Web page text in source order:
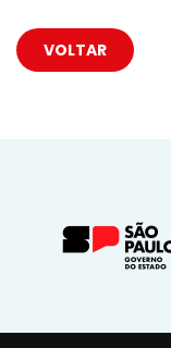
VOLTAR